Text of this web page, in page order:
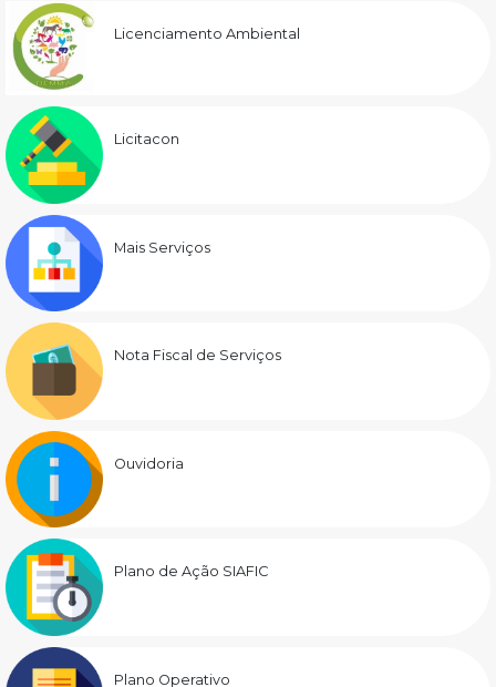
Licenciamento Ambiental
Licitacon
Mais Serviços
Nota Fiscal de Serviços
Ouvidoria
Plano de Ação SIAFIC
Plano Operativo